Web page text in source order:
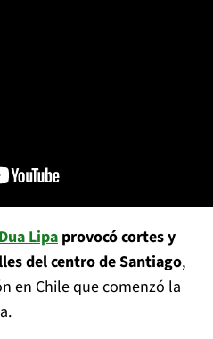
Lipa provocó cortes y
del centro de Santiago,
en Chile que comenzó la